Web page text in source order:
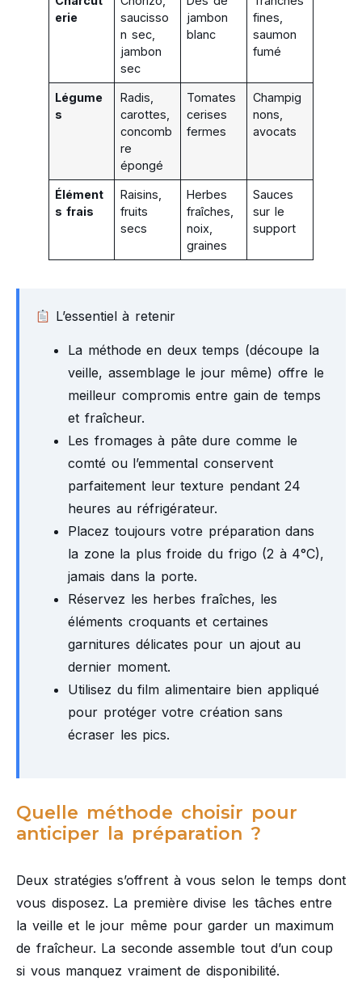
erie
saucisso
n sec,
jambon
sec
jambon
blanc
fines,
saumon
fumé
Légume
s
Radis,
carottes,
concomb
re
épongé
Tomates
cerises
fermes
Champig
nons,
avocats
Élément
s frais
Raisins,
fruits
secs
Herbes
fraîches,
noix,
graines
Sauces
sur le
support
L’essentiel à retenir
La méthode en deux temps (découpe la
veille, assemblage le jour même) offre le
meilleur compromis entre gain de temps
et fraîcheur.
Les fromages à pâte dure comme le
comté ou l’emmental conservent
parfaitement leur texture pendant 24
heures au réfrigérateur.
Placez toujours votre préparation dans
la zone la plus froide du frigo (2 à 4°C),
jamais dans la porte.
Réservez les herbes fraîches, les
éléments croquants et certaines
garnitures délicates pour un ajout au
dernier moment.
Utilisez du film alimentaire bien appliqué
pour protéger votre création sans
écraser les pics.
Quelle méthode choisir pour
anticiper la préparation ?
Deux stratégies s’offrent à vous selon le temps dont
vous disposez. La première divise les tâches entre
la veille et le jour même pour garder un maximum
de fraîcheur. La seconde assemble tout d’un coup
si vous manquez vraiment de disponibilité.